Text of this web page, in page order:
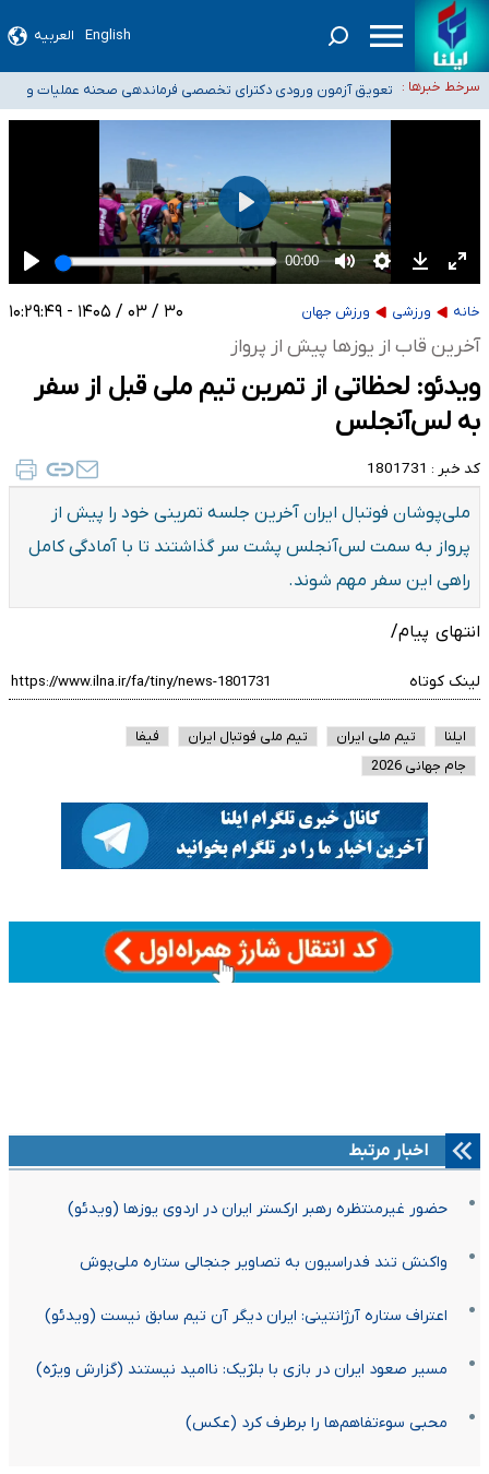
English العربیه
سرخط خبرها :
۴۰ تا ۵۰ روز گرمای نسبی در پیش داریم/ دمای تهران به ۳۸ درجه می‌رسد
هستیم، اما هنوز پاسخ مشخصی نگرفته‌ایم
تعویق آزمون ورودی دکترای تخصصی فرماندهی صحنه عملیات و
دکترای تخصصی جغرافیای نظامی دافوس آجا
خبرنگاران راویان حقیقت با دغدغه نان، مسکن و بیمه
خانه ورزشی ورزش جهان ۳۰ / ۰۳ / ۱۴۰۵ - ۱۰:۲۹:۴۹
آخرین قاب از یوزها پیش از پرواز
ویدئو: لحظاتی از تمرین تیم ملی قبل از سفر
به لس‌آنجلس
کد خبر : 1801731
ملی‌پوشان فوتبال ایران آخرین جلسه تمرینی خود را پیش از
پرواز به سمت لس‌آنجلس پشت سر گذاشتند تا با آمادگی کامل
راهی این سفر مهم شوند.
انتهای پیام/
لینک کوتاه
ایلنا تیم ملی ایران تیم ملی فوتبال ایران
فیفا
جام جهانی 2026
اخبار مرتبط
حضور غیرمنتظره رهبر ارکستر ایران در اردوی یوزها (ویدئو)
واکنش تند فدراسیون به تصاویر جنجالی ستاره ملی‌پوش
اعتراف ستاره آرژانتینی: ایران دیگر آن تیم سابق نیست (ویدئو)
مسیر صعود ایران در بازی با بلژیک: ناامید نیستند (گزارش ویژه)
محبی سوءتفاهم‌ها را برطرف کرد (عکس)